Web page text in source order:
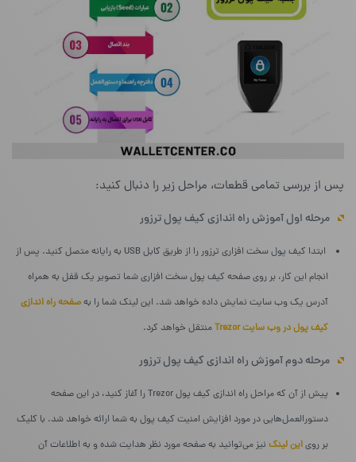
پس از بررسی تمامی قطعات، مراحل زیر را دنبال کنید:
مرحله اول آموزش راه‌ اندازی کیف پول ترزور
ابتدا کیف پول سخت افزاری ترزور را از طریق کابل USB به رایانه متصل کنید. پس از
انجام این کار، بر روی صفحه کیف پول سخت افزاری شما تصویر یک قفل به همراه
آدرس یک وب سایت نمایش داده خواهد شد. این لینک شما را بهصفحه راه اندازی
کیف پول در وب سایت Trezor
منتقل خواهد کرد.
مرحله دوم آموزش راه‌ اندازی کیف پول ترزور
پیش از آن که مراحل راه اندازی کیف پول Trezor را آغاز کنید، در این صفحه
دستورالعمل‌هایی در مورد افزایش امنیت کیف پول به شما ارائه خواهد شد. با کلیک
بر رویاین لینک نیز می‌توانید به صفحه مورد نظر هدایت شده و به اطلاعات آن